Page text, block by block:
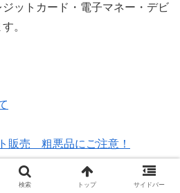
ットカード・電子マネー・デビ
。
販売 粗悪品にご注意！
えの注意点
検索 トップ サイドバー